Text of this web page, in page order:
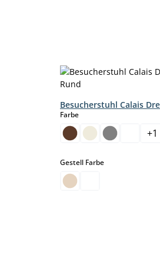
Besucherstuhl Calais
Farbeauswählen
+1
Gestell Farbeauswählen